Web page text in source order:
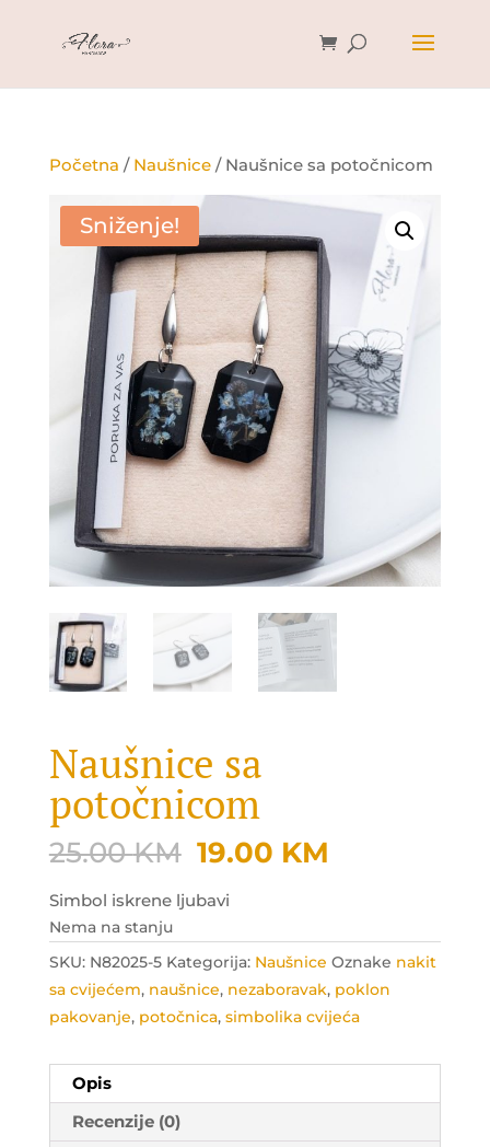
Početna / Naušnice/ Naušnice sa potočnicom
Sniženje!
Naušnice sa
potočnicom
25.00KM Original
was:
25.00 KM.
19.00 KM
19.00 KM.
Simbol iskrene ljubavi
Nema na stanju
SKU: N82025-5 Kategorija: Naušnice Oznake nakit
sa cvijećem, naušnice, nezaboravak, poklon
pakovanje, potočnica, simbolika cvijeća
Opis
Recenzije (0)